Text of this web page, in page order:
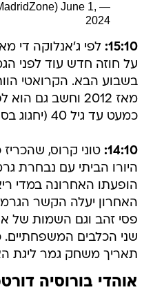
— Madrid Zone (@theMadridZone)
June 1,
2024
15:10: לפי ג'אנלוקה די
על חוזה חדש עוד לפני
בשבוע הבא. הקרואטי
מאז 2012 וחשב
כמעט עד גיל 40 (יחגוג בספטמבר 2025).
14:10: טוני קרוס,
היורו הביתי עם נבחרת
הופעתו האחרונה במדי
האחרון יעלה הקשר
פסי זהב וגם השמות של
שני הכלבים המשפחתיים.
תאריך משחק גמר ליגת
אוהדי בורוסיה